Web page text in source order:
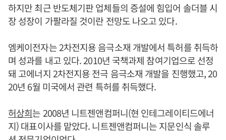
하지만 최근 반도체기판 업체들의 증설에 힘입어 솔더블 시
장 성장이 가팔라질 것이란 전망도 나오고 있다.
엠케이전자는 2차전지용 음극소재 개발에서 특허를 취득하
며 성과를 내고 있다. 2010년 국책과제 참여기업으로 선정
돼 고에너지 2차전지용 전극 음극소재 개발을 진행했고, 20
20년 6월 미국에서 관련 특허를 취득했다.
허상희는 2008년 니트젠앤컴퍼니(현 인테그레이티드에너
지) 대표이사를 맡았다. 니트젠앤컴퍼니는 지문인식 솔루